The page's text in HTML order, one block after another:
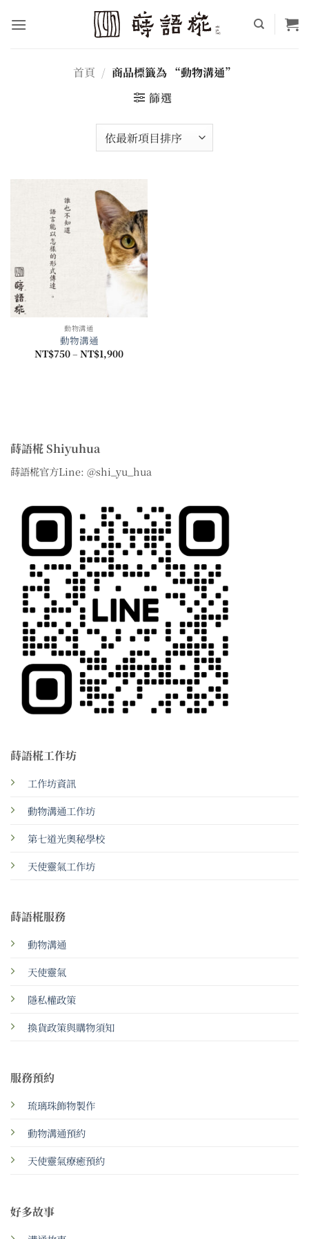
首頁 / 商品標籤為 “動物溝通”
篩選
動物溝通
動物溝通
NT$750– NT$1,900價
蒔語椛 Shiyuhua
蒔語椛官方Line: @shi_yu_hua
蒔語椛工作坊
工作坊資訊
動物溝通工作坊
第七道光奧秘學校
天使靈氣工作坊
蒔語椛服務
動物溝通
天使靈氣
隱私權政策
換貨政策與購物須知
服務預約
琉璃珠飾物製作
動物溝通預約
天使靈氣療癒預約
好多故事